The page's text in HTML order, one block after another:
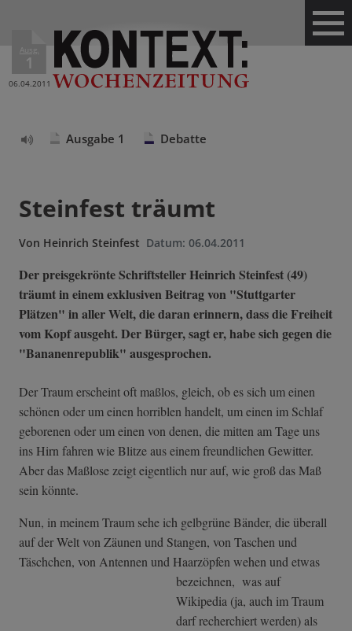
Ausg.
1
06.04.2011
Ausgabe 1 Debatte
Steinfest träumt
Von Heinrich Steinfest Datum: 06.04.2011
Der preisgekrönte Schriftsteller Heinrich Steinfest (49)
träumt in einem exklusiven Beitrag von "Stuttgarter
Plätzen" in aller Welt, die daran erinnern, dass die Freiheit
vom Kopf ausgeht. Der Bürger, sagt er, habe sich gegen die
"Bananenrepublik" ausgesprochen.
Der Traum erscheint oft maßlos, gleich, ob es sich um einen
schönen oder um einen horriblen handelt, um einen im Schlaf
geborenen oder um einen von denen, die mitten am Tage uns
ins Hirn fahren wie Blitze aus einem freundlichen Gewitter.
Aber das Maßlose zeigt eigentlich nur auf, wie groß das Maß
sein könnte.
Nun, in meinem Traum sehe ich gelbgrüne Bänder, die überall
auf der Welt von Zäunen und Stangen, von Taschen und
Täschchen, von Antennen und Haarzöpfen wehen und etwas
bezeichnen, was auf
Wikipedia (ja, auch im Traum
darf recherchiert werden) als